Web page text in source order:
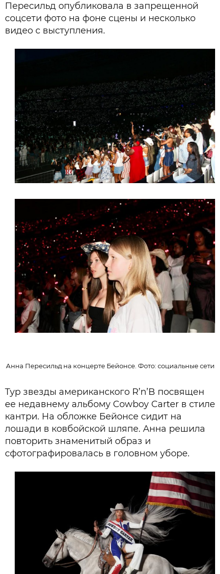
Пересильд опубликовала в запрещенной
соцсети фото на фоне сцены и несколько
видео с выступления.
Анна Пересильд на концерте Бейонсе. Фото: социальные сети
Тур звезды американского R’n’B посвящен
ее недавнему альбому Cowboy Carter в стиле
кантри. На обложке Бейонсе сидит на
лошади в ковбойской шляпе. Анна решила
повторить знаменитый образ и
сфотографировалась в головном уборе.